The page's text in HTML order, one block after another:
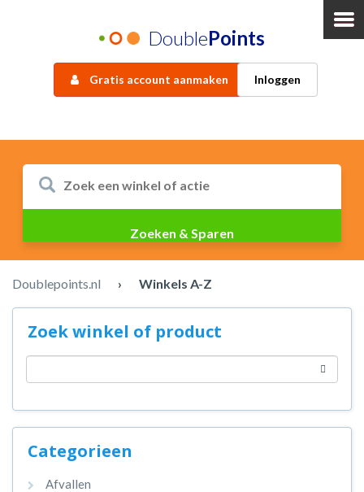
DoublePoints
Gratis account aanmaken Inloggen
Doublepoints.nl › Winkels A-Z
Zoek winkel of product
Categorieen
Afvallen